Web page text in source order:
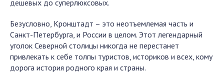
дешевых до суперлюксовых.
Безусловно, Кронштадт – это неотъемлемая часть и
Санкт-Петербурга, и России в целом. Этот легендарный
уголок Северной столицы никогда не перестанет
привлекать к себе толпы туристов, историков и всех, кому
дорога история родного края и страны.